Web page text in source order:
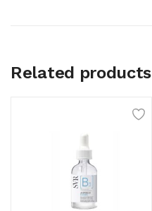
Related products